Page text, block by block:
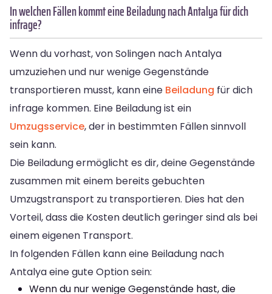
In welchen Fällen kommt eine Beiladung nach Antalya für dich
infrage?
Wenn du vorhast, von Solingen nach Antalya
umzuziehen und nur wenige Gegenstände
transportieren musst, kann eine Beiladung für dich
infrage kommen. Eine Beiladung ist ein
Umzugsservice, der in bestimmten Fällen sinnvoll
sein kann.
Die Beiladung ermöglicht es dir, deine Gegenstände
zusammen mit einem bereits gebuchten
Umzugstransport zu transportieren. Dies hat den
Vorteil, dass die Kosten deutlich geringer sind als bei
einem eigenen Transport.
In folgenden Fällen kann eine Beiladung nach
Antalya eine gute Option sein:
Wenn du nur wenige Gegenstände hast, die